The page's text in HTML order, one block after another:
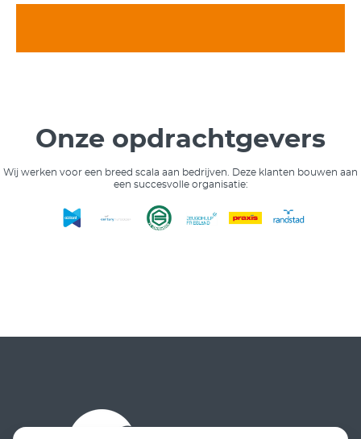
Onze opdrachtgevers
Wij werken voor een breed scala aan bedrijven. Deze klanten bouwen aan
een succesvolle organisatie: